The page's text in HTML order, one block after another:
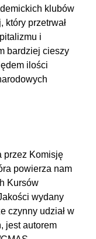
klubów
który przetrwał
i
bardziej cieszy
ilości
przez Komisję
powierza nam
Kursów
wydany
czynny udział w
jest autorem